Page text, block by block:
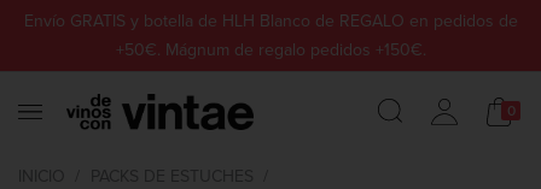
Envío GRATIS y botella de HLH Blanco de REGALO en pedidos de
+50€. Mágnum de regalo pedidos +150€.
0